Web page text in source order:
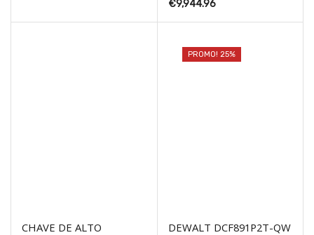
€9,944.96
CHAVE DE ALTO
PROMO! 25%
DEWALT DCF891P2T-QW